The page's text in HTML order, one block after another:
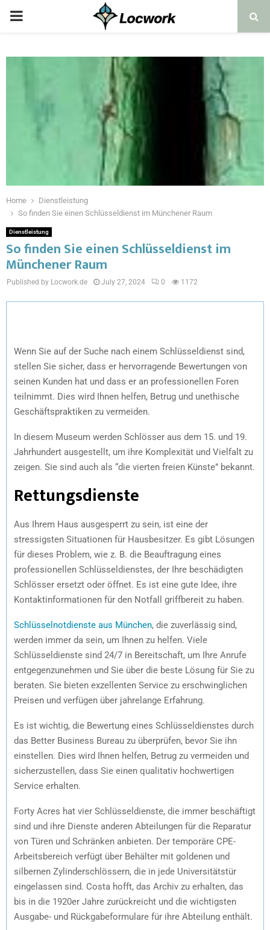
Home
Dienstleistung
So finden Sie einen Schlüsseldienst im Münchener Raum
Dienstleistung
So finden Sie einen Schlüsseldienst im
Münchener Raum
Published by Locwork.de July 27, 2024 0 1172
Wenn Sie auf der Suche nach einem Schlüsseldienst sind,
stellen Sie sicher, dass er hervorragende Bewertungen von
seinen Kunden hat und dass er an professionellen Foren
teilnimmt. Dies wird Ihnen helfen, Betrug und unethische
Geschäftspraktiken zu vermeiden.
In diesem Museum werden Schlösser aus dem 15. und 19.
Jahrhundert ausgestellt, um ihre Komplexität und Vielfalt zu
zeigen. Sie sind auch als “die vierten freien Künste” bekannt.
Rettungsdienste
Aus Ihrem Haus ausgesperrt zu sein, ist eine der
stressigsten Situationen für Hausbesitzer. Es gibt Lösungen
für dieses Problem, wie z. B. die Beauftragung eines
professionellen Schlüsseldienstes, der Ihre beschädigten
Schlösser ersetzt oder öffnet. Es ist eine gute Idee, ihre
Kontaktinformationen für den Notfall griffbereit zu haben.
Schlüsselnotdienste aus München, die zuverlässig sind,
werden immer da sein, um Ihnen zu helfen. Viele
Schlüsseldienste sind 24/7 in Bereitschaft, um Ihre Anrufe
entgegenzunehmen und Sie über die beste Lösung für Sie zu
beraten. Sie bieten exzellenten Service zu erschwinglichen
Preisen und verfügen über jahrelange Erfahrung.
Es ist wichtig, die Bewertung eines Schlüsseldienstes durch
das Better Business Bureau zu überprüfen, bevor Sie ihn
einstellen. Dies wird Ihnen helfen, Betrug zu vermeiden und
sicherzustellen, dass Sie einen qualitativ hochwertigen
Service erhalten.
Forty Acres hat vier Schlüsseldienste, die immer beschäftigt
sind und ihre Dienste anderen Abteilungen für die Reparatur
von Türen und Schränken anbieten. Der temporäre CPE-
Arbeitsbereich verfügt über Behälter mit goldenen und
silbernen Zylinderschlössern, die in jede Universitätstür
eingelassen sind. Costa hofft, das Archiv zu erhalten, das
bis in die 1920er Jahre zurückreicht und die wichtigsten
Ausgabe- und Rückgabeformulare für ihre Abteilung enthält.